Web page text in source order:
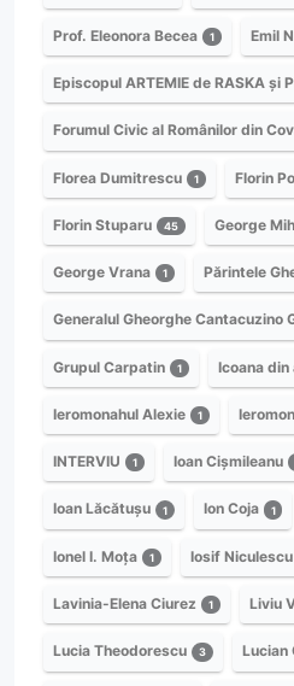
Prof. Eleonora Becea 1 Emil
Episcopul ARTEMIE de RASKA și
Forumul Civic al Românilor din
Florea Dumitrescu 1 Florin
Florin Stuparu 45 George
George Vrana 1 Părintele
Generalul Gheorghe Cantacuzino
Grupul Carpatin 1 Icoana din
Ieromonahul Alexie 1
INTERVIU 1 Ioan Cișmileanu
Ioan Lăcătușu 1 Ion Coja 1
Ionel I. Moța 1 Iosif Niculescu
Lavinia-Elena Ciurez 1 Liviu
Lucia Theodorescu 3 Lucian